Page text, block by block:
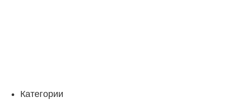
Категории